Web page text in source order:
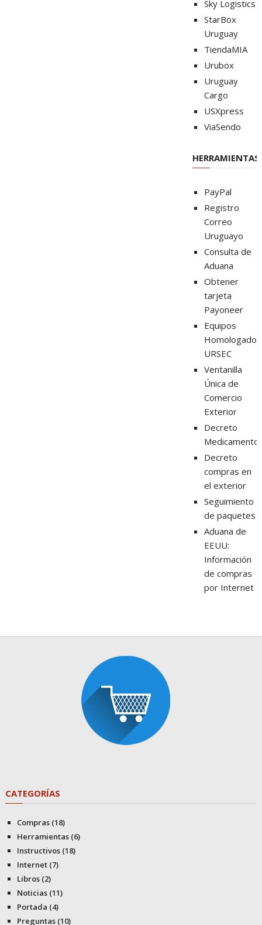
Sky Logistics
StarBox
Uruguay
TiendaMIA
Urubox
Uruguay
Cargo
USXpress
ViaSendo
HERRAMIENTAS
PayPal
Registro
Correo
Uruguayo
Consulta de
Aduana
Obtener
tarjeta
Payoneer
Equipos
Homologados
URSEC
Ventanilla
Única de
Comercio
Exterior
Decreto
Decreto
compras en
el exterior
Seguimiento
de paquetes
Aduana de
EEUU:
Información
de compras
por Internet
CATEGORÍAS
Compras(18)
Herramientas(6)
Instructivos(18)
Internet(7)
Libros(2)
Noticias(11)
Portada (4)
Preguntas(10)